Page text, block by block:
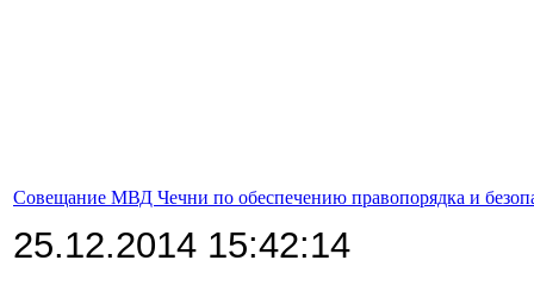
Совещание МВД Чечни по обеспечению правопорядка и
25.12.2014 15:42:14